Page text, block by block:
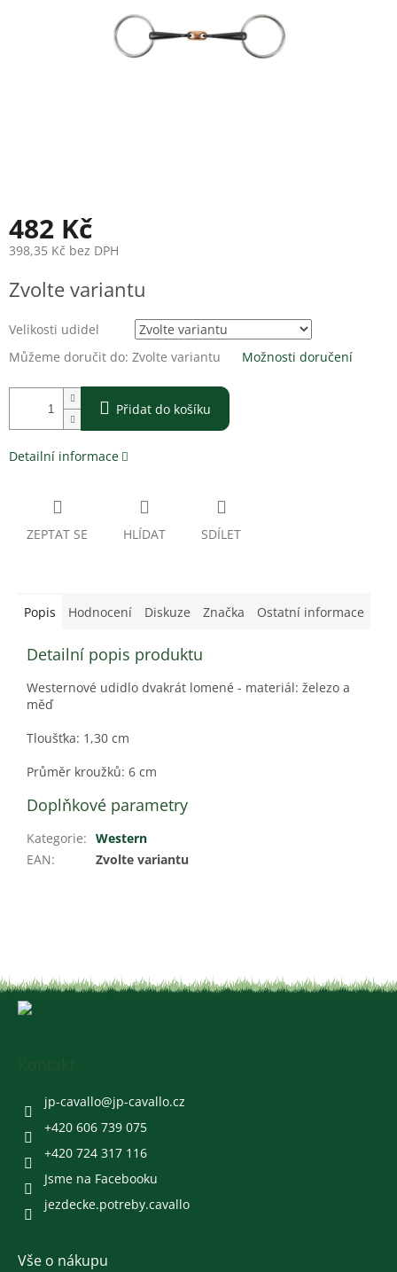
482 Kč
398,35 Kč bez DPH
cena:
Zvolte variantu
Velikosti udidel
Můžeme doručit do: Zvolte variantu Možnosti doručení
Přidat do košíku
Detailní informace
ZEPTAT SE HLÍDAT SDÍLET
Popis Hodnocení Diskuze Značka Ostatní informace
Detailní popis produktu
Westernové udidlo dvakrát lomené - materiál: železo a
měď
Tloušťka: 1,30 cm
Průměr kroužků: 6 cm
Doplňkové parametry
Kategorie: Western
EAN: Zvolte variantu
jp-cavallo@jp-cavallo.cz
+420 606 739 075
+420 724 317 116
Jsme na Facebooku
jezdecke.potreby.cavallo
Vše o nákupu